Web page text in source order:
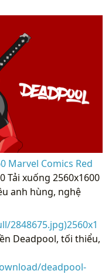
Marvel Comics Red
Tải xuống 2560x1600
anh hùng, nghệ
2848675.jpg)2560x1
Deadpool, tối thiểu,
deadpool-